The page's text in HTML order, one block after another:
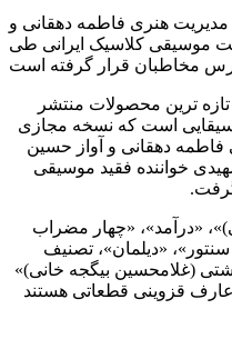
مدیریت هنری فاطمه دهقانی و
موسیقی کلاسیک ایرانی طی
ترین محصولات منتشر
است که نسخه مجازی
دهقانی و آواز حسین
خواننده فقید موسیقی
«درآمد»، «چهار مضراب
«دیلمان»، تصنیف
(غلامحسین بیگجه خانی)»
قزوینی قطعاتی هستند